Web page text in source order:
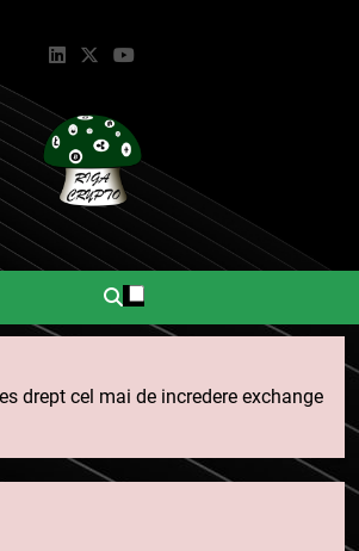
Riga Crypto
Știri Și Informații Despre
Criptomonede.
drept cel mai de incredere exchange